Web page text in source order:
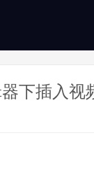
下插入视